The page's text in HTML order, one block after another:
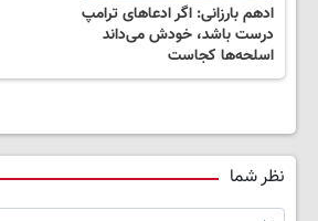
ادهم بارزانی: اگر ادعاهای ترامپ
درست باشد، خودش می‌داند
اسلحه‌ها کجاست
نظر شما